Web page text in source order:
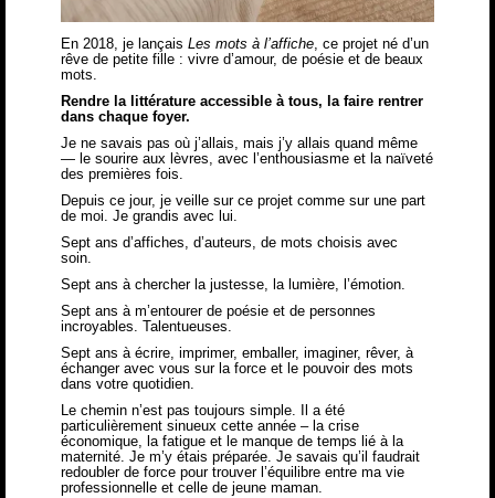
En 2018, je lançais Les mots à l’affiche, ce projet né d’un
rêve de petite fille : vivre d’amour, de poésie et de beaux
mots.
Rendre la littérature accessible à tous, la faire rentrer
dans chaque foyer.
Je ne savais pas où j’allais, mais j’y allais quand même
— le sourire aux lèvres, avec l’enthousiasme et la naïveté
des premières fois.
Depuis ce jour, je veille sur ce projet comme sur une part
de moi. Je grandis avec lui.
Sept ans d’affiches, d’auteurs, de mots choisis avec
soin.
Sept ans à chercher la justesse, la lumière, l’émotion.
Sept ans à m’entourer de poésie et de personnes
incroyables. Talentueuses.
Sept ans à écrire, imprimer, emballer, imaginer, rêver, à
échanger avec vous sur la force et le pouvoir des mots
dans votre quotidien.
Le chemin n’est pas toujours simple. Il a été
particulièrement sinueux cette année – la crise
économique, la fatigue et le manque de temps lié à la
maternité. Je m’y étais préparée. Je savais qu’il faudrait
redoubler de force pour trouver l’équilibre entre ma vie
professionnelle et celle de jeune maman.